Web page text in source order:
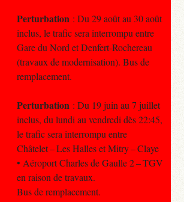
Perturbation : Du 29 août au 30 août
inclus, le trafic sera interrompu entre
Gare du Nord et Denfert-Rochereau
(travaux de modernisation). Bus de
remplacement.
Perturbation : Du 19 juin au 7 juillet
inclus, du lundi au vendredi dès 22:45,
le trafic sera interrompu entre
Châtelet – Les Halles et Mitry – Claye
• Aéroport Charles de Gaulle 2 – TGV
en raison de travaux.
Bus de remplacement.